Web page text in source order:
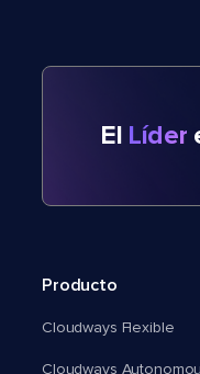
El Líder
Producto
Cloudways Flexible
Cloudways